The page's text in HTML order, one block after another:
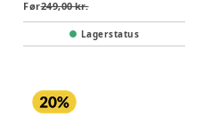
Før249,00 kr.
Lagerstatus